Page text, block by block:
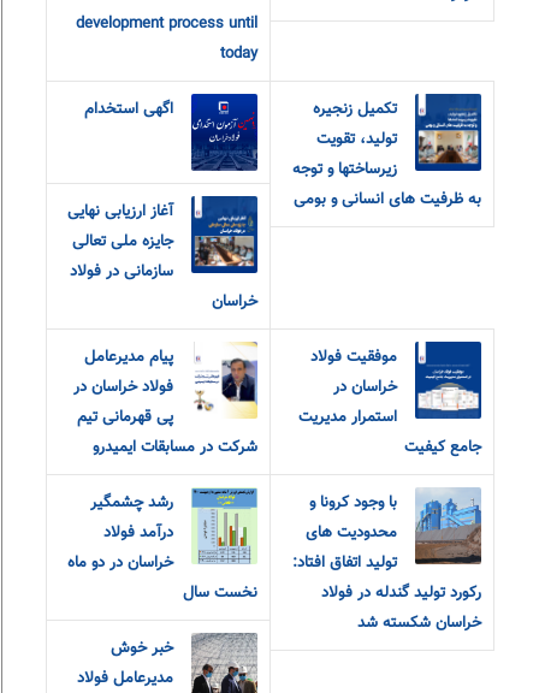
development process until
today
تکمیل زنجیره
تولید، تقویت
زیرساختها و توجه
به ظرفیت های انسانی و بومی
اگهی استخدام
آغاز ارزیابی نهایی
جایزه ملی تعالی
سازمانی در فولاد
خراسان
موفقیت فولاد
خراسان در
استمرار مدیریت
جامع کیفیت
پیام مدیرعامل
فولاد خراسان در
پی قهرمانی تیم
شرکت در مسابقات ایمیدرو
با وجود کرونا و
محدودیت های
تولید اتفاق افتاد:
رکورد تولید گندله در فولاد
خراسان شکسته شد
رشد چشمگیر
درآمد فولاد
خراسان در دو ماه
نخست سال
خبر خوش
مدیرعامل فولاد